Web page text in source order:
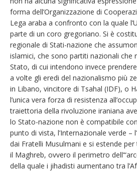
forma dell’Organizzazione di
Lega araba a confronto con la quale
parte di un coro gregoriano. Si è
regionale di Stati-nazione che
islamici, che sono partiti nazionali che
Stato, di cui intendono invece
a volte gli eredi del nazionalismo più
in Libano, vincitore di Tsahal (IDF), o
l’unica vera forza di resistenza
traiettoria della rivoluzione iraniana
lo Stato-nazione non è compatibile
punto di vista, l’Internazionale verde –
dai Fratelli Musulmani e si estende
il Maghreb, ovvero il perimetro
della quale i jihadisti aumentano tra